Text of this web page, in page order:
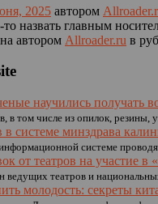
2025 автором
назвать главным
автором Allroader.ru в
в том числе из опилок,
системе
ведущих театров и